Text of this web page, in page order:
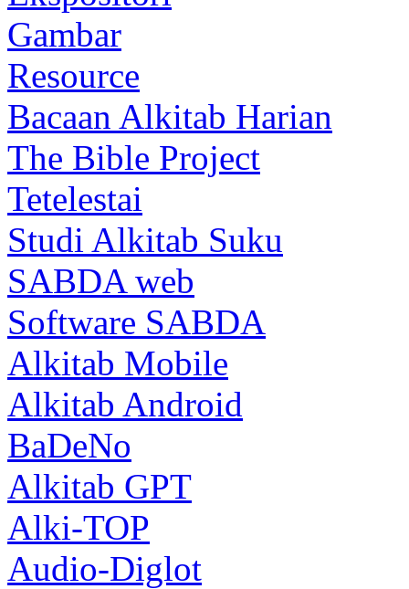
Gambar
Resource
Bacaan Alkitab Harian
The Bible Project
Tetelestai
Studi Alkitab Suku
SABDA web
Software SABDA
Alkitab Mobile
Alkitab Android
BaDeNo
Alkitab GPT
Alki-TOP
Audio-Diglot